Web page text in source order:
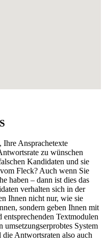
Ansprachetexte
zu wünschen
Kandidaten und sie
Fleck? Auch wenn Sie
haben – dann ist dies das
verhalten sich in der
Ihnen nicht nur, wie sie
sondern geben Ihnen mit
entsprechenden Textmodulen
System
Antwortsraten also auch